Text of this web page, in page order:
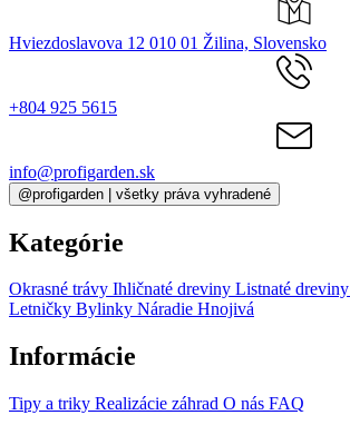
Hviezdoslavova 12 010 01 Žilina, Slovensko
+804 925 5615
info@profigarden.sk
@profigarden | všetky práva vyhradené
Kategórie
Okrasné trávy Ihličnaté dreviny Listnaté dreviny
Letničky Bylinky Náradie Hnojivá
Informácie
Tipy a triky Realizácie záhrad O nás FAQ